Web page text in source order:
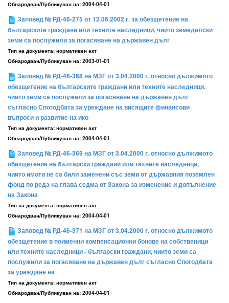
Обнародван/Публикуван на: 2004-04-01
Заповед № РД-46-275 от 12.06.2002 г. за обезщетение на
българските граждани или техните наследници, чиито земеделски
земи са послужили за погасяване на държавен дълг
Тип на документа: нормативен акт
Обнародван/Публикуван на: 2003-01-01
Заповед № РД-46-368 на МЗГ от 3.04.2000 г. относно дължимото
обезщетение на българските граждани или техните наследници,
чиито земи са послужили за погасяване на държавен дълг
съгласно Спогодбата за уреждане на висящите финансови
въпроси и развитие на ико
Тип на документа: нормативен акт
Обнародван/Публикуван на: 2004-04-01
Заповед № РД-46-369 на МЗГ от 3.04.2000 г. относно дължимото
обезщетение на български граждани или техните наследници,
чиито имоти не са били заменени със земи от държавния поземлен
фонд по реда на глава седма от Закона за изменение и допълнение
на Закона
Тип на документа: нормативен акт
Обнародван/Публикуван на: 2004-04-01
Заповед № РД-46-371 на МЗГ от 3.04.2000 г. относно дължимото
обезщетение в поименни компенсационни бонове на собственици
или техните наследници - български граждани, чиито земи са
послужили за погасяване на държавен дълг съгласно Спогодбата
за уреждане на
Тип на документа: нормативен акт
Обнародван/Публикуван на: 2004-04-01